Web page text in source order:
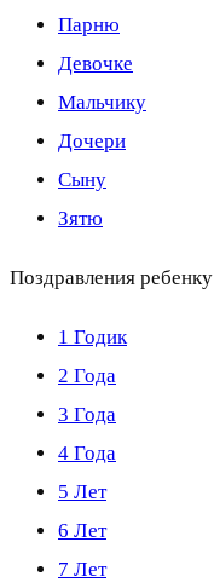
Парню
Девочке
Мальчику
Дочери
Сыну
Зятю
Поздравления ребенку
1 Годик
2 Года
3 Года
4 Года
5 Лет
6 Лет
7 Лет